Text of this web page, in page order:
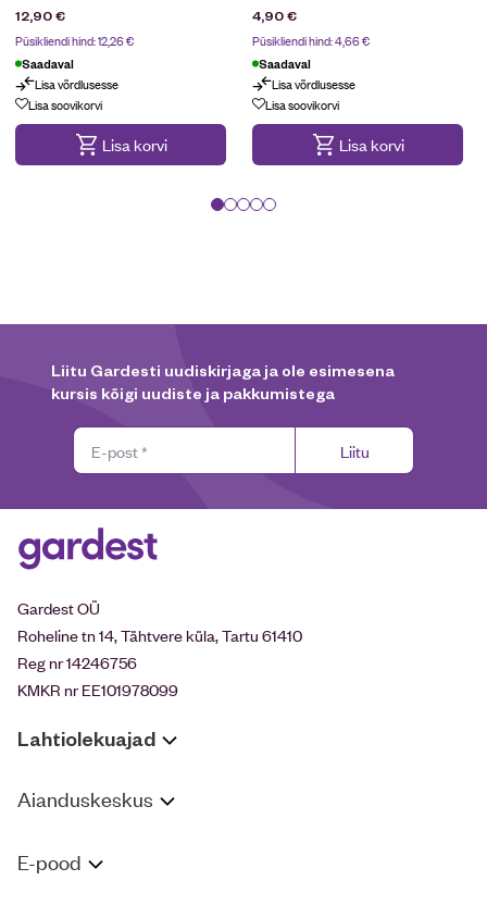
12,90€
Püsikliendi hind:12,26€
Saadaval
Lisa võrdlusesse
Lisa soovikorvi
Lisa korvi
4,90€
Püsikliendi hind:4,66€
Saadaval
Lisa võrdlusesse
Lisa soovikorvi
Lisa korvi
Liitu Gardesti uudiskirjaga ja ole esimesena
kursis kõigi uudiste ja pakkumistega
Liitu
Gardest OÜ
Roheline tn 14, Tähtvere küla, Tartu 61410
Reg nr 14246756
KMKR nr EE101978099
Lahtiolekuajad
Aianduskeskus
E-pood